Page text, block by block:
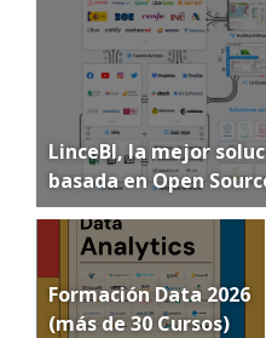
LinceBI, la mejor
basada en Open
Formación Data 2026
(más de 30 Cursos)